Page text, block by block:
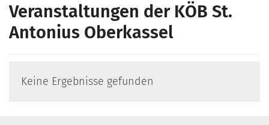
Veranstaltungen der KÖB St.
Antonius Oberkassel
Keine Ergebnisse gefunden